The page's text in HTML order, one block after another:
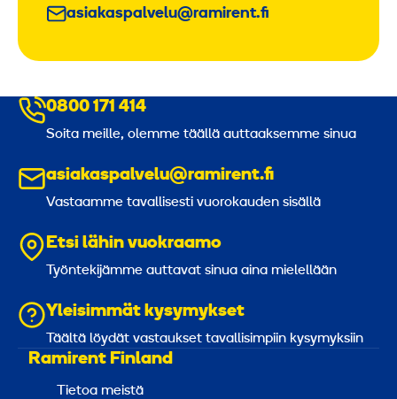
asiakaspalvelu@ramirent.fi
0800 171 414
Soita meille, olemme täällä auttaaksemme sinua
asiakaspalvelu@ramirent.fi
Vastaamme tavallisesti vuorokauden sisällä
Etsi lähin vuokraamo
Työntekijämme auttavat sinua aina mielellään
Yleisimmät kysymykset
Täältä löydät vastaukset tavallisimpiin kysymyksiin
Ramirent Finland
Tietoa meistä